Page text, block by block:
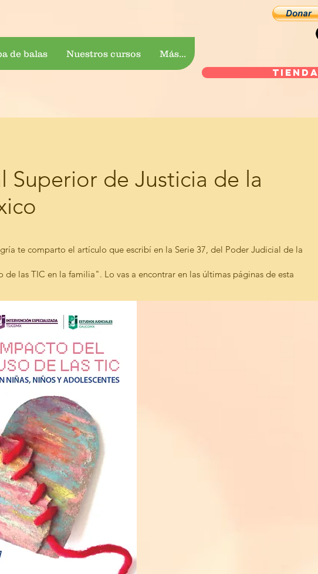
de balas Nuestros cursos Más...
Tienda
Superior de Justicia de la
te comparto el artículo que escribí en la Serie 37, del Poder Judicial de la
las TIC en la familia". Lo vas a encontrar en las últimas páginas de esta